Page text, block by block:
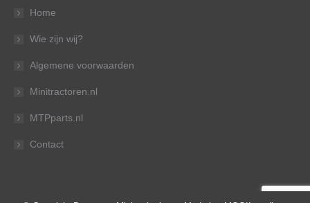
in
windowwindowwindow
Home
Wie zijn wij?
Algemene voorwaarden
Minitractoren.nl
MTPparts.nl
Contact